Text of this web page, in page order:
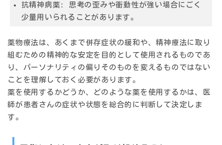
抗精神病薬:
思考の歪みや衝動性が強い場合にごく
少量用いられることがあります。
薬物療法は、あくまで 併存症状の緩和や、精神療法に取り
組むための精神的な安定を目的として使用されるものであ
り、パーソナリティの偏りそのものを変えるものではない
ことを理解しておく必要があります。
薬を使用するかどうか、どのような薬を使用するかは、医
師が患者さんの症状や状態を総合的に判断して決定しま
す。